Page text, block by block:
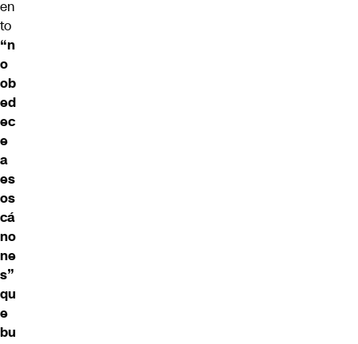
en
to
“n
o
ob
ed
ec
e
a
es
os
cá
no
ne
s”
qu
e
bu